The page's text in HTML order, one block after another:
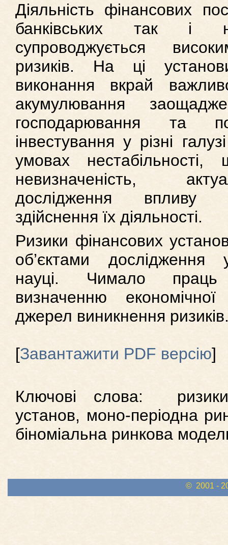
Діяльність фінансових
банківських так і
супроводжується
ризиків. На ці
виконання вкрай
акумулювання
господарювання та
інвестування у різні
умовах
невизначеність,
дослідження впливу
здійснення їх діяльності.
Ризики фінансових
об’єктами дослідження
науці. Чимало праць
визначенню
джерел виникнення
[Завантажити PDF версію]
Ключові слова:
установ, моно-періодна
біноміальна ринкова
© 2001 -